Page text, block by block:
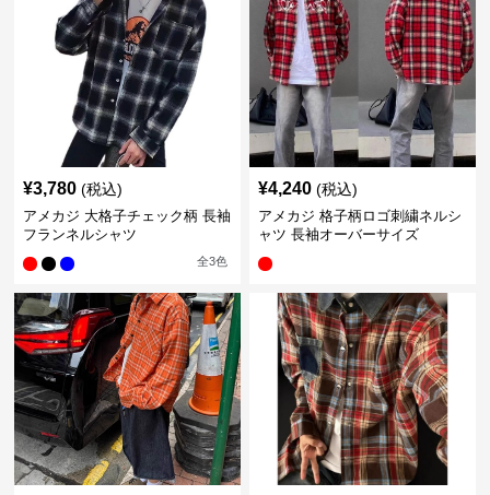
¥3,780 (税込)
アメカジ 大格子チェック柄 長袖
フランネルシャツ
全3色
¥4,240 (税込)
アメカジ 格子柄ロゴ刺繍ネルシ
ャツ 長袖オーバーサイズ